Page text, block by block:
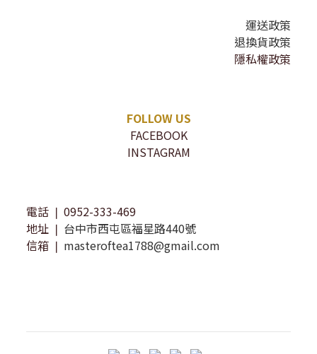
運送政策
退換貨政策
隱私權政策
FOLLOW US
FACEBOOK
INSTAGRAM
電話 ❘ 0952-333-469
地址 ❘ 台中市西屯區福星路440號
信箱 ❘ masteroftea1788@gmail.com